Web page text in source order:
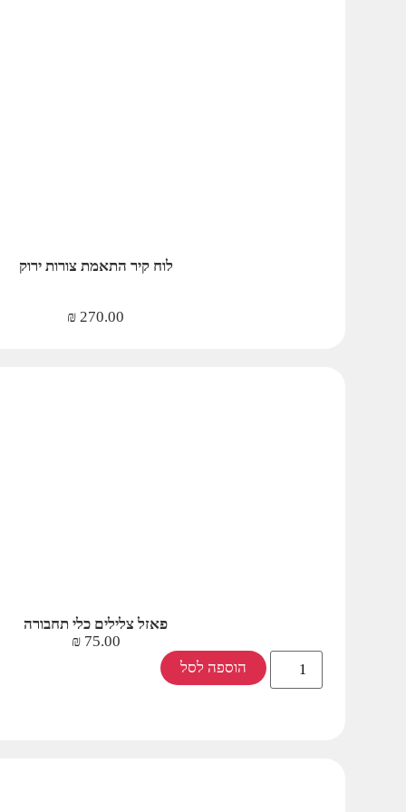
לוח קיר התאמת צורות ירוק
270.00
₪
פאזל צלילים כלי תחבורה
75.00
₪
הוספה לסל